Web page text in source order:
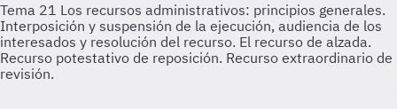
Tema 21 Los recursos administrativos: principios generales.
Interposición y suspensión de la ejecución, audiencia de los
interesados y resolución del recurso. El recurso de alzada.
Recurso potestativo de reposición. Recurso extraordinario de
revisión.